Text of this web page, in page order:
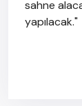
sahne
yapılacak."